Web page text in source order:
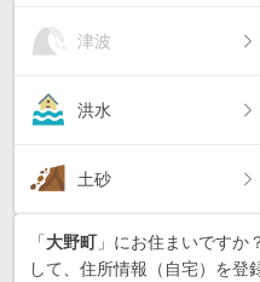
津波
洪水
土砂
「大野町」にお住まいですか
して、住所情報（自宅）を登